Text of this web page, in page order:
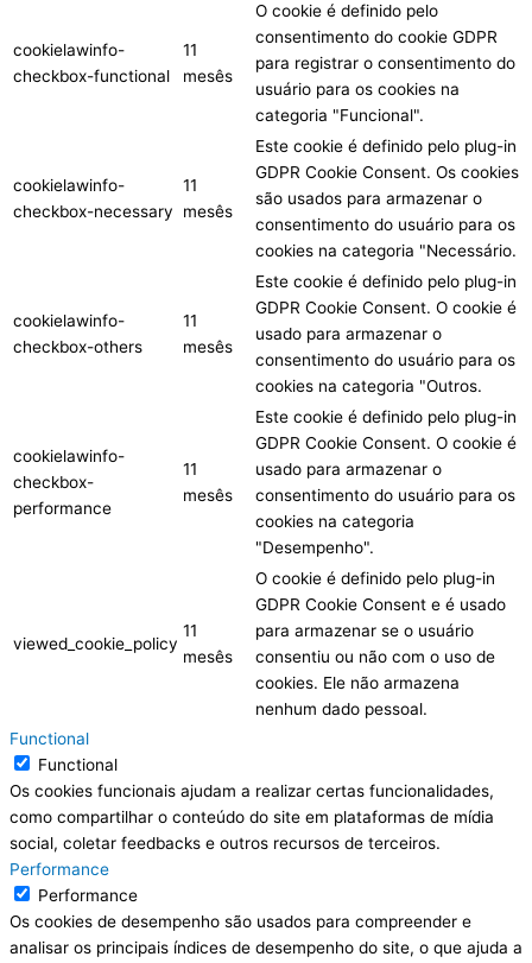
cookielawinfo-
checkbox-functional
11
mesês
O cookie é definido pelo
consentimento do cookie GDPR
para registrar o consentimento do
usuário para os cookies na
categoria "Funcional".
cookielawinfo-
checkbox-necessary
11
mesês
Este cookie é definido pelo plug-in
GDPR Cookie Consent. Os cookies
são usados para armazenar o
consentimento do usuário para os
cookies na categoria "Necessário.
cookielawinfo-
checkbox-others
11
mesês
Este cookie é definido pelo plug-in
GDPR Cookie Consent. O cookie é
usado para armazenar o
consentimento do usuário para os
cookies na categoria "Outros.
cookielawinfo-
checkbox-
performance
11
mesês
Este cookie é definido pelo plug-in
GDPR Cookie Consent. O cookie é
usado para armazenar o
consentimento do usuário para os
cookies na categoria
"Desempenho".
viewed_cookie_policy
11
mesês
O cookie é definido pelo plug-in
GDPR Cookie Consent e é usado
para armazenar se o usuário
consentiu ou não com o uso de
cookies. Ele não armazena
nenhum dado pessoal.
Functional
Functional
Os cookies funcionais ajudam a realizar certas funcionalidades,
como compartilhar o conteúdo do site em plataformas de mídia
social, coletar feedbacks e outros recursos de terceiros.
Performance
Performance
Os cookies de desempenho são usados para compreender e
analisar os principais índices de desempenho do site, o que ajuda a